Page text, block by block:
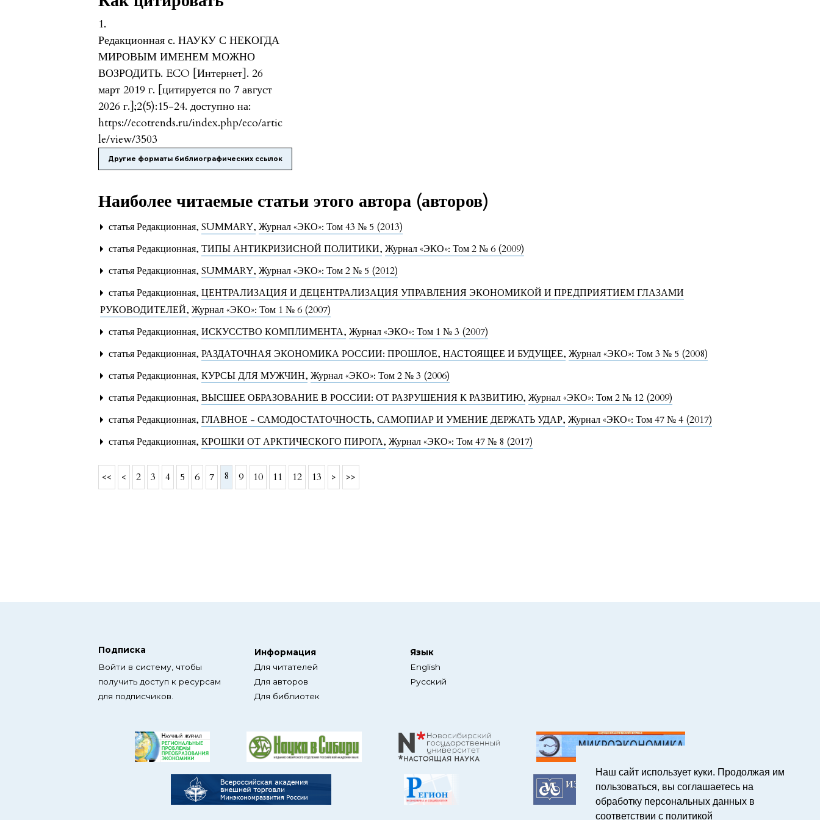
Наш сайт использует куки. Продолжая им
пользоваться, вы соглашаетесь на
обработку персональных данных в
соответствии с политикой
1.
Редакционная с. НАУКУ С НЕКОГДА
МИРОВЫМ ИМЕНЕМ МОЖНО
ВОЗРОДИТЬ. ECO [Интернет]. 26
март 2019 г. [цитируется по 7 август
2026 г.];2(5):15-24. доступно на:
https://ecotrends.ru/index.php/eco/artic
le/view/3503
Другие форматы библиографических ссылок
Наиболее читаемые статьи этого автора (авторов)
статья Редакционная,SUMMARY,Журнал «ЭКО»: Том 43 № 5 (2013)
статья Редакционная,ТИПЫ АНТИКРИЗИСНОЙ ПОЛИТИКИ,Журнал «ЭКО»: Том 2 № 6 (2009)
статья Редакционная,SUMMARY,Журнал «ЭКО»: Том 2 № 5 (2012)
статья Редакционная,ЦЕНТРАЛИЗАЦИЯ И ДЕЦЕНТРАЛИЗАЦИЯ УПРАВЛЕНИЯ ЭКОНОМИКОЙ И ПРЕДПРИЯТИЕМ ГЛАЗАМИ
РУКОВОДИТЕЛЕЙ,Журнал «ЭКО»: Том 1 № 6 (2007)
статья Редакционная,ИСКУССТВО КОМПЛИМЕНТА,Журнал «ЭКО»: Том 1 № 3 (2007)
статья Редакционная,РАЗДАТОЧНАЯ ЭКОНОМИКА РОССИИ: ПРОШЛОЕ, НАСТОЯЩЕЕ И БУДУЩЕЕ,Журнал «ЭКО»: Том 3 № 5 (2008)
статья Редакционная,КУРСЫ ДЛЯ МУЖЧИН,Журнал «ЭКО»: Том 2 № 3 (2006)
статья Редакционная,ВЫСШЕЕ ОБРАЗОВАНИЕ В РОССИИ: ОТ РАЗРУШЕНИЯ К РАЗВИТИЮ,Журнал «ЭКО»: Том 2 № 12 (2009)
статья Редакционная,ГЛАВНОЕ - САМОДОСТАТОЧНОСТЬ, САМОПИАР И УМЕНИЕ ДЕРЖАТЬ УДАР,Журнал «ЭКО»: Том 47 № 4 (2017)
статья Редакционная,КРОШКИ ОТ АРКТИЧЕСКОГО ПИРОГА,Журнал «ЭКО»: Том 47 № 8 (2017)
<< < 2 3 4 5 6 7 8 9 10 11 12 13 > >>
Подписка
Войти в систему, чтобы
получить доступ к ресурсам
для подписчиков.
Информация
Для читателей
Для авторов
Для библиотек
Язык
English
Русский